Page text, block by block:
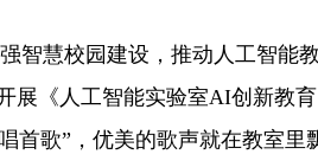
慧校园建设，推动人工智能教
展《人工智能实验室AI创新教
歌”，优美的歌声就在教室里